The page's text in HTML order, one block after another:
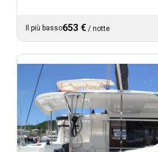
Il più basso653 € / notte